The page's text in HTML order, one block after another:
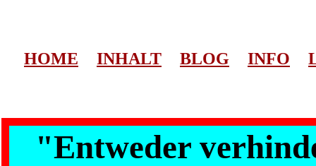
HOME INHALT BLOG INFO
"Entweder